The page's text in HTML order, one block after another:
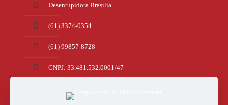
Desentupidora Brasília
(61) 3374-0354
(61) 99857-8728
CNPJ: 33.481.532.0001/47